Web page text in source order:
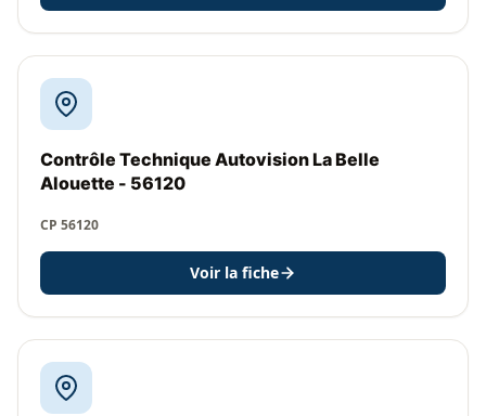
Contrôle Technique Autovision La Belle
Alouette - 56120
CP 56120
Voir la fiche